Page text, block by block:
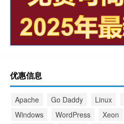
优惠信息
Apache Go Daddy Linux
Windows
WordPress Xeon